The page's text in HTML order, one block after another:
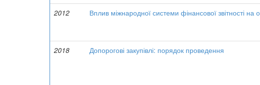
2012
Вплив міжнародної системи фінансової звітності на
2018
Допорогові закупівлі: порядок проведення